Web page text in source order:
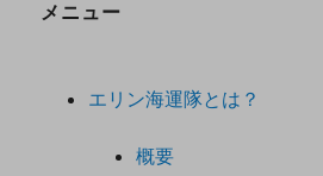
メニュー
エリン海運隊とは？
概要